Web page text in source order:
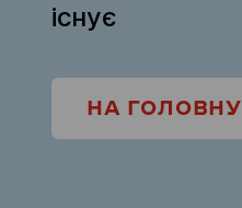
існує
НА ГОЛОВНУ